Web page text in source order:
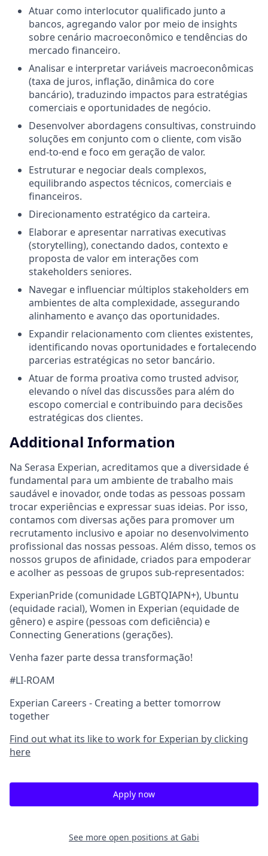
Atuar como interlocutor qualificado junto a
bancos, agregando valor por meio de insights
sobre cenário macroeconômico e tendências do
mercado financeiro.
Analisar e interpretar variáveis macroeconômicas
(taxa de juros, inflação, dinâmica do core
bancário), traduzindo impactos para estratégias
comerciais e oportunidades de negócio.
Desenvolver abordagens consultivas, construindo
soluções em conjunto com o cliente, com visão
end-to-end e foco em geração de valor.
Estruturar e negociar deals complexos,
equilibrando aspectos técnicos, comerciais e
financeiros.
Direcionamento estratégico da carteira.
Elaborar e apresentar narrativas executivas
(storytelling), conectando dados, contexto e
proposta de valor em interações com
stakeholders seniores.
Navegar e influenciar múltiplos stakeholders em
ambientes de alta complexidade, assegurando
alinhamento e avanço das oportunidades.
Expandir relacionamento com clientes existentes,
identificando novas oportunidades e fortalecendo
parcerias estratégicas no setor bancário.
Atuar de forma proativa como trusted advisor,
elevando o nível das discussões para além do
escopo comercial e contribuindo para decisões
estratégicas dos clientes.
Additional Information
Na Serasa Experian, acreditamos que a diversidade é
fundamental para um ambiente de trabalho mais
saudável e inovador, onde todas as pessoas possam
trocar experiências e expressar suas ideias. Por isso,
contamos com diversas ações para promover um
recrutamento inclusivo e apoiar no desenvolvimento
profissional das nossas pessoas. Além disso, temos os
nossos grupos de afinidade, criados para empoderar
e acolher as pessoas de grupos sub-representados:
ExperianPride (comunidade LGBTQIAPN+), Ubuntu
(equidade racial), Women in Experian (equidade de
gênero) e aspire (pessoas com deficiência) e
Connecting Generations (gerações).
Venha fazer parte dessa transformação!
#LI-ROAM
Experian Careers - Creating a better tomorrow
together
Find out what its like to work for Experian by clicking
here
Apply now
See more open positions at Gabi